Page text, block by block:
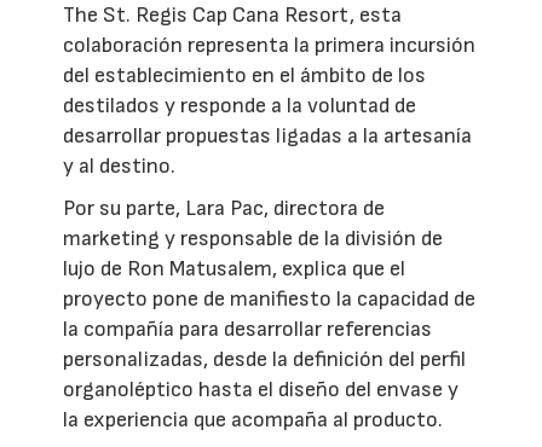
The St. Regis Cap Cana Resort, esta
colaboración representa la primera incursión
del establecimiento en el ámbito de los
destilados y responde a la voluntad de
desarrollar propuestas ligadas a la artesanía
y al destino.
Por su parte, Lara Pac, directora de
marketing y responsable de la división de
lujo de Ron Matusalem, explica que el
proyecto pone de manifiesto la capacidad de
la compañía para desarrollar referencias
personalizadas, desde la definición del perfil
organoléptico hasta el diseño del envase y
la experiencia que acompaña al producto.